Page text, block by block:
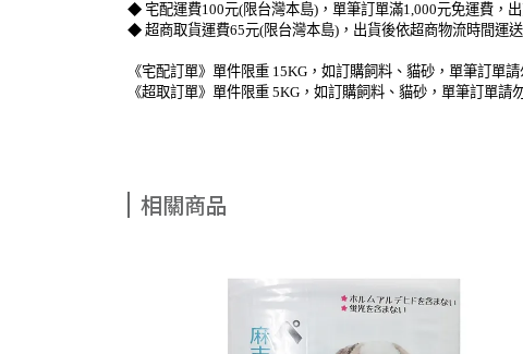
◆ 宅配運費100元(限台灣本島)，單筆訂單滿1,000元免運費，
◆ 超商取貨運費65元(限台灣本島)，出貨後依超商物流時間運
《宅配訂單》單件限重 15KG，如訂購飼料、貓砂，單筆訂單請
《超取訂單》單件限重 5KG，如訂購飼料、貓砂，單筆訂單請
相關商品